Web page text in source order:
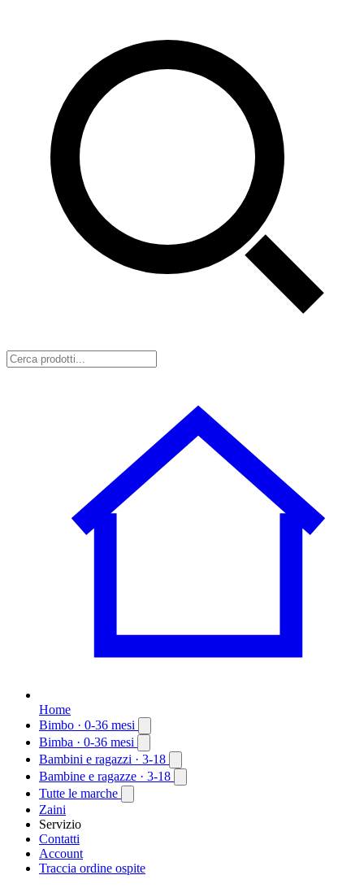
Home
Bimbo · 0-36 mesi
Bimba · 0-36 mesi
Bambini e ragazzi · 3-18
Bambine e ragazze · 3-18
Tutte le marche
Zaini
Servizio
Contatti
Account
Traccia ordine ospite